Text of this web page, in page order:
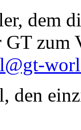
dem
GT zum
den